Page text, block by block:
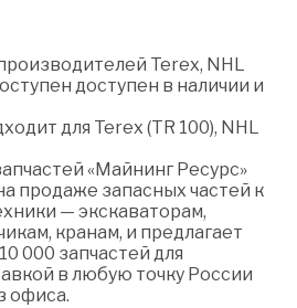
Terex, NHL
доступен в наличии и
для Terex (TR 100), NHL
«Майнинг Ресурс»
продаже запасных частей к
— экскаваторам,
кранам, и предлагает
000 запчастей для
в любую точку России
офиса.